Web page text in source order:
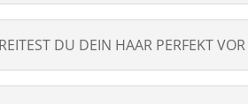
DU DEIN HAAR PERFEKT VOR